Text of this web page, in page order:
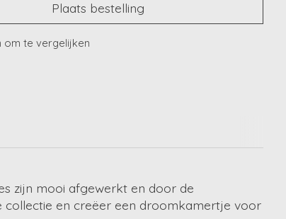
Plaats bestelling
om te vergelijken
zijn mooi afgewerkt en door de
collectie en creëer een droomkamertje voor